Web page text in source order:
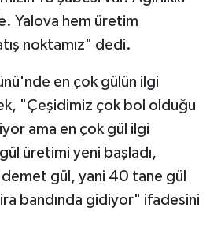
Yalova hem üretim
noktamız" dedi.
en çok gülün ilgi
"Çeşidimiz çok bol olduğu
ama en çok gül ilgi
üretimi yeni başladı,
gül, yani 40 tane gül
bandında gidiyor" ifadesini